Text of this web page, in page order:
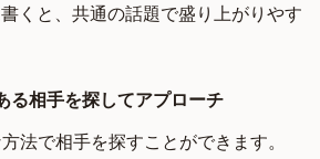
くと、共通の話題で盛り上がりやす
る相手を探してアプローチ
法で相手を探すことができます。